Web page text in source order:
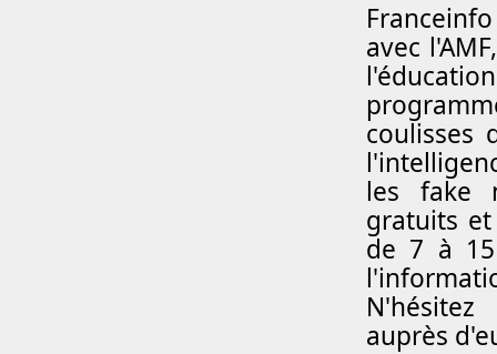
avec
coulisses
les fake
gratuits
de 7 à
auprès